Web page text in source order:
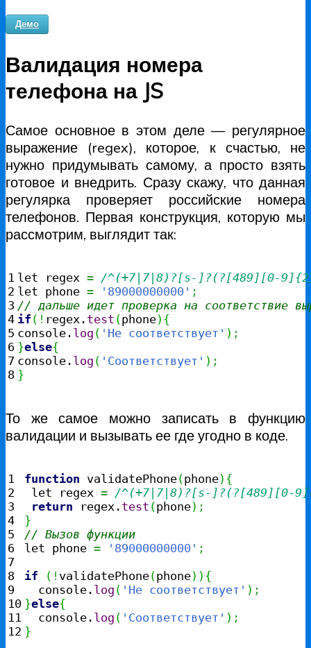
Демо
Валидация номера
телефона на JS
Самое основное в этом деле — регулярное
выражение (regex), которое, к счастью, не
нужно придумывать самому, а просто взять
готовое и внедрить. Сразу скажу, что данная
регулярка проверяет российские номера
телефонов. Первая конструкция, которую мы
рассмотрим, выглядит так:
1
2
3
4
5
6
7
let regex = /^(+7|7|8)?[s-]?(?[489][0-
let phone = '89000000000' ;
// дальше идет проверка на соответствие
if ( ! regex. test (phone) {
console. log ( 'Не соответствует' ) ;
}else{
console. log ( 'Соответствует' ) ;
}
То же самое можно записать в функцию
валидации и вызывать ее где угодно в коде.
1
2
3
4
5
6
7
8
9
10
11
function validatePhone(phone) {
let regex = /^(+7|7|8)?[s-]?(?[489][0-
return regex. test (phone) ;
}
// Вызов функции
let phone = '89000000000' ;
if
( ! validatePhone(phone) ) {
  console.
log ( 'Не соответствует' ) ;
}else{
  console.
log ( 'Соответствует' ) ;
}